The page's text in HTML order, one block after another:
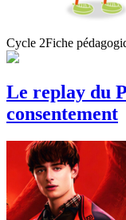
Cycle 2Fiche
Le replay du
consentement